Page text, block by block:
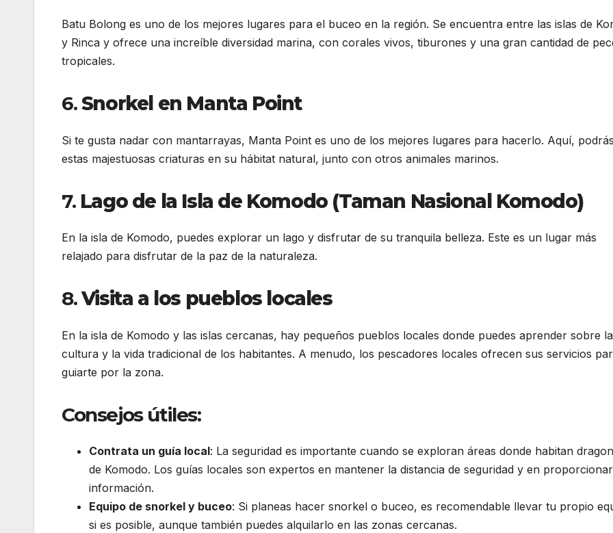
Batu Bolong es uno de los mejores lugares para el buceo en la región. Se encuentra entre las islas de
y Rinca y ofrece una increíble diversidad marina, con corales vivos, tiburones y una gran cantidad de
tropicales.
6.Snorkel en Manta Point
Si te gusta nadar con mantarrayas, Manta Point es uno de los mejores lugares para hacerlo. Aquí,
estas majestuosas criaturas en su hábitat natural, junto con otros animales marinos.
7. Lago de la Isla de Komodo (Taman Nasional Komodo)
En la isla de Komodo, puedes explorar un lago y disfrutar de su tranquila belleza. Este es un lugar más
relajado para disfrutar de la paz de la naturaleza.
8.Visita a los pueblos locales
En la isla de Komodo y las islas cercanas, hay pequeños pueblos locales donde puedes aprender sobre la
cultura y la vida tradicional de los habitantes. A menudo, los pescadores locales ofrecen sus servicios
guiarte por la zona.
Consejos útiles:
Contrata un guía local: La seguridad es importante cuando se exploran áreas donde habitan
de Komodo. Los guías locales son expertos en mantener la distancia de seguridad y en
información.
Equipo de snorkel y buceo: Si planeas hacer snorkel o buceo, es recomendable llevar tu propio
si es posible, aunque también puedes alquilarlo en las zonas cercanas.